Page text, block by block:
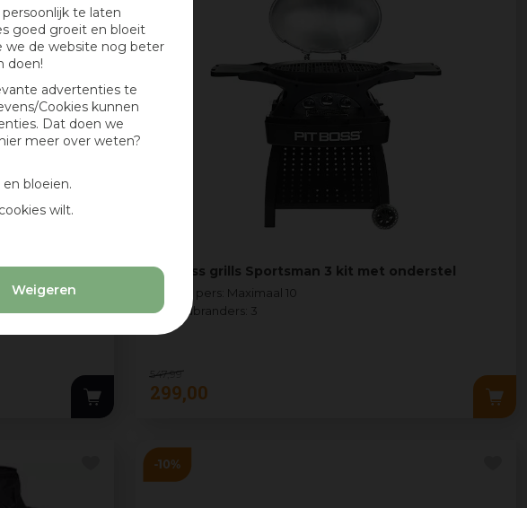
te laten
goed groeit en bloeit
we de website nog beter
doen!
advertenties te
Cookies kunnen
Dat doen we
meer over weten?
en bloeien.
wilt.
Weigeren
Pit Boss grills Sportsman 3 kit met onderstel
• Aantal pers: Maximaal 10
• Hoofdbranders: 3
547 99
299,00